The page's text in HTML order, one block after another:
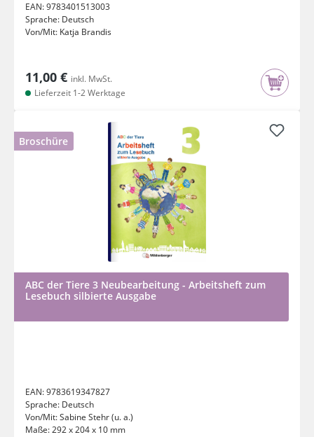
EAN:9783401513003
Sprache: Deutsch
Von/Mit: Katja Brandis
11,00 € inkl. MwSt.
Lieferzeit 1-2 Werktage
Broschüre
ABC der Tiere 3 Neubearbeitung - Arbeitsheft zum
Lesebuch silbierte Ausgabe
EAN:9783619347827
Sprache: Deutsch
Von/Mit:Sabine Stehr (u. a.)
Maße:292 x 204 x 10 mm